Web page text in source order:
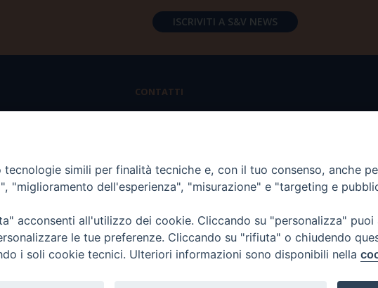
CONTATTI
segreteria@scienzaevita.org
simili per finalità tecniche e, con il tuo consenso, anche
"miglioramento dell'esperienza", "misurazione" e "targeting e
acconsenti all'utilizzo dei cookie. Cliccando su "personalizza"
le tue preferenze. Cliccando su "rifiuta" o chiudendo
i soli cookie tecnici. Ulteriori informazioni sono disponibili nella